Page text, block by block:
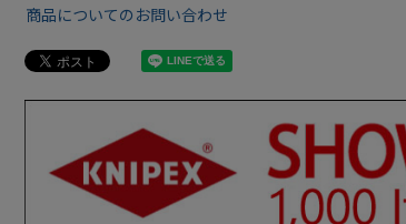
商品についてのお問い合わせ